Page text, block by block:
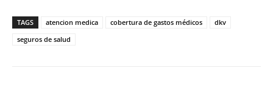
TAGS atencion medica cobertura de gastos médicos
dkv
seguros de salud